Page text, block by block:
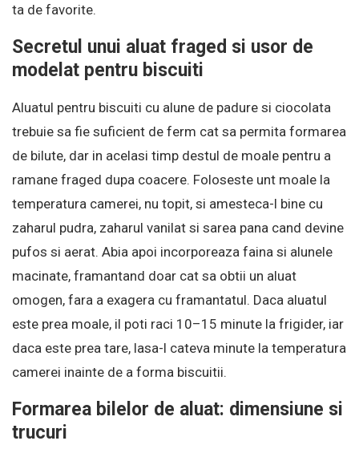
ta de favorite.
Secretul unui aluat fraged si usor de
modelat pentru biscuiti
Aluatul pentru biscuiti cu alune de padure si ciocolata
trebuie sa fie suficient de ferm cat sa permita formarea
de bilute, dar in acelasi timp destul de moale pentru a
ramane fraged dupa coacere. Foloseste unt moale la
temperatura camerei, nu topit, si amesteca-l bine cu
zaharul pudra, zaharul vanilat si sarea pana cand devine
pufos si aerat. Abia apoi incorporeaza faina si alunele
macinate, framantand doar cat sa obtii un aluat
omogen, fara a exagera cu framantatul. Daca aluatul
este prea moale, il poti raci 10–15 minute la frigider, iar
daca este prea tare, lasa-l cateva minute la temperatura
camerei inainte de a forma biscuitii.
Formarea bilelor de aluat: dimensiune si
trucuri